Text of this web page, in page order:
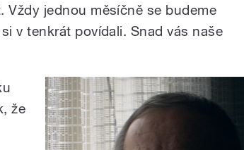
Vždy jednou měsíčně se budeme
v tenkrát povídali. Snad vás naše
že